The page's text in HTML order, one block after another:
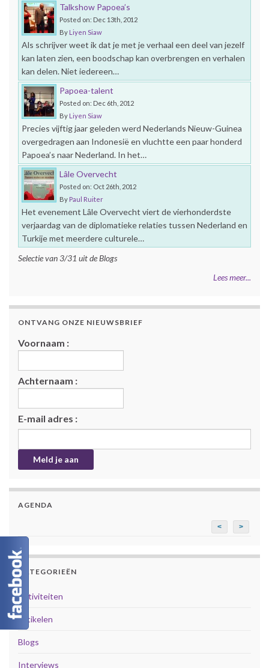
Talkshow Papoea’s
Posted on: Dec 13th, 2012
By Liyen Siaw
Als schrijver weet ik dat je met je verhaal een deel van jezelf
kan laten zien, een boodschap kan overbrengen en verhalen
kan delen. Niet iedereen…
Papoea-talent
Posted on: Dec 6th, 2012
By Liyen Siaw
Precies vijftig jaar geleden werd Nederlands Nieuw-Guinea
overgedragen aan Indonesië en vluchtte een paar honderd
Papoea’s naar Nederland. In het…
Lâle Overvecht
Posted on: Oct 26th, 2012
By Paul Ruiter
Het evenement Lâle Overvecht viert de vierhonderdste
verjaardag van de diplomatieke relaties tussen Nederland en
Turkije met meerdere culturele…
Selectie van 3/31 uit de Blogs
Lees meer...
ONTVANG ONZE NIEUWSBRIEF
Voornaam :
Achternaam :
E-mail adres :
AGENDA
< >
CATEGORIEËN
Activiteiten
Artikelen
Blogs
Interviews